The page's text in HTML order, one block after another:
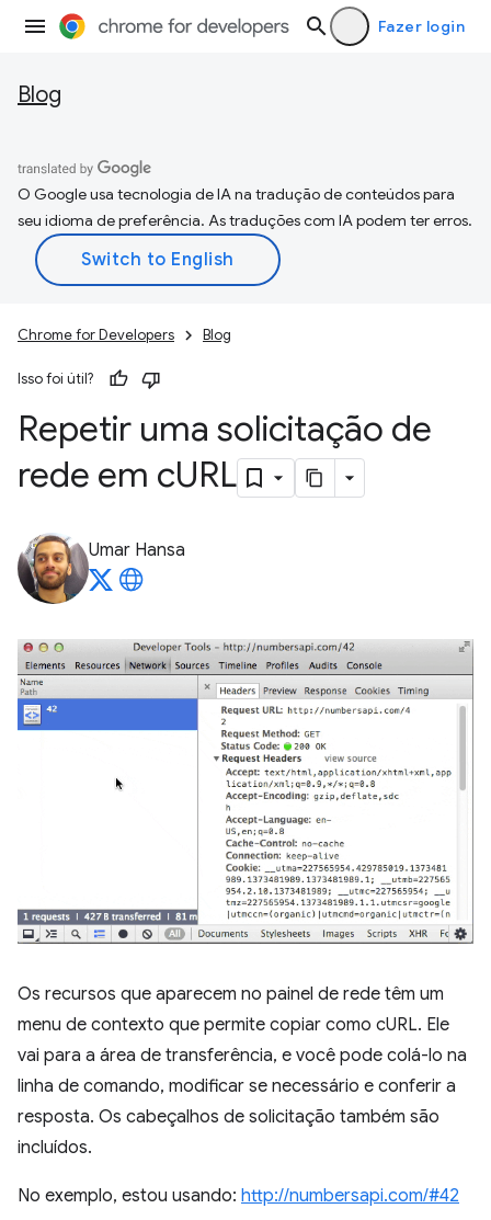
Fazer login
Blog
O Google usa tecnologia de IA na tradução de conteúdos para
seu idioma de preferência. As traduções com IA podem ter erros.
Chrome for Developers Blog
Isso foi útil?
Repetir uma solicitação de
rede em cURL
Umar Hansa
Os recursos que aparecem no painel de rede têm um
menu de contexto que permite copiar como cURL. Ele
vai para a área de transferência, e você pode colá-lo na
linha de comando, modificar se necessário e conferir a
resposta. Os cabeçalhos de solicitação também são
incluídos.
No exemplo, estou usando: http://numbersapi.com/#42